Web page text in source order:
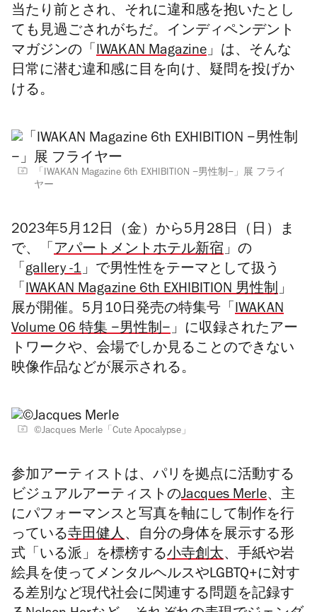
当たり前とされ、それに違和感を抱いたとし
ても見過ごされがちだ。インディペンデント
マガジンの「 IWAKAN Magazine」は、そんな
日常に潜む違和感に目を向け、疑問を投げか
ける。
「IWAKAN Magazine 6th EXHIBITION −男性制−」展 フライ
ヤー
2023年5月12日（金）から5月28日（日）ま
で、「 アパートメントホテル新宿」の
「 gallery -1」で男性性をテーマとして扱う
「 IWAKAN Magazine 6th EXHIBITION 男性制」
展が開催。5月10日発売の特集号「 IWAKAN
Volume 06 特集 −男性制−」に収録されたアー
トワークや、会場でしか見ることのできない
映像作品などが展示される。
©︎Jacques Merle「Cute Apocalypse」
参加アーティストは、パリを拠点に活動する
ビジュアルアーティストのJacques Merle、主
にパフォーマンスと写真を軸にして制作を行
っている寺田健人、自分の身体を展示する形
式「いる派」を標榜する小寺創太、手紙や岩
絵具を使ってメンタルヘルスやLGBTQ+に対す
る差別など現代社会に関連する問題を記録す